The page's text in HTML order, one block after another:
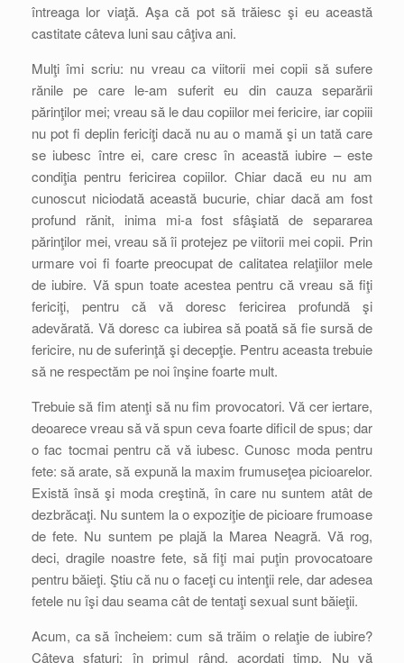
întreaga lor viaţă. Aşa că pot să trăiesc şi eu această
castitate câteva luni sau câţiva ani.
Mulţi îmi scriu: nu vreau ca viitorii mei copii să sufere
rănile pe care le-am suferit eu din cauza separării
părinţilor mei; vreau să le dau copiilor mei fericire, iar copiii
nu pot fi deplin fericiţi dacă nu au o mamă şi un tată care
se iubesc între ei, care cresc în această iubire – este
condiţia pentru fericirea copiilor. Chiar dacă eu nu am
cunoscut niciodată această bucurie, chiar dacă am fost
profund rănit, inima mi-a fost sfâşiată de separarea
părinţilor mei, vreau să îi protejez pe viitorii mei copii. Prin
urmare voi fi foarte preocupat de calitatea relaţiilor mele
de iubire. Vă spun toate acestea pentru că vreau să fiţi
fericiţi, pentru că vă doresc fericirea profundă şi
adevărată. Vă doresc ca iubirea să poată să fie sursă de
fericire, nu de suferinţă şi decepţie. Pentru aceasta trebuie
să ne respectăm pe noi înşine foarte mult.
Trebuie să fim atenţi să nu fim provocatori. Vă cer iertare,
deoarece vreau să vă spun ceva foarte dificil de spus; dar
o fac tocmai pentru că vă iubesc. Cunosc moda pentru
fete: să arate, să expună la maxim frumuseţea picioarelor.
Există însă şi moda creştină, în care nu suntem atât de
dezbrăcaţi. Nu suntem la o expoziţie de picioare frumoase
de fete. Nu suntem pe plajă la Marea Neagră. Vă rog,
deci, dragile noastre fete, să fiţi mai puţin provocatoare
pentru băieţi. Ştiu că nu o faceţi cu intenţii rele, dar adesea
fetele nu îşi dau seama cât de tentaţi sexual sunt băieţii.
Acum, ca să încheiem: cum să trăim o relaţie de iubire?
Câteva sfaturi: în primul rând, acordaţi timp. Nu vă